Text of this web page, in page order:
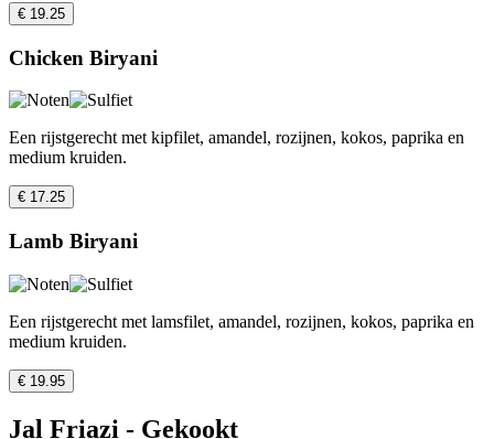
€ 19.25
Chicken Biryani
Een rijstgerecht met kipfilet, amandel, rozijnen, kokos, paprika en
medium kruiden.
€ 17.25
Lamb Biryani
Een rijstgerecht met lamsfilet, amandel, rozijnen, kokos, paprika en
medium kruiden.
€ 19.95
Jal Friazi - Gekookt